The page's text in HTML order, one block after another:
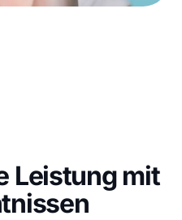
Leistung mit